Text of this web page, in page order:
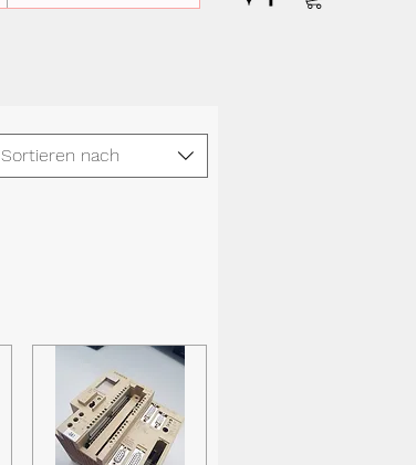
Sortieren nach